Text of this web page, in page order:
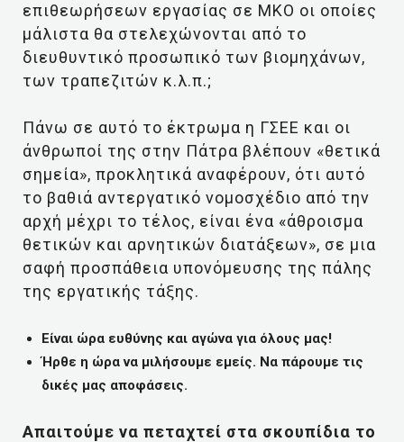
επιθεωρήσεων εργασίας σε ΜΚΟ οι οποίες
μάλιστα θα στελεχώνονται από το
διευθυντικό προσωπικό των βιομηχάνων,
των τραπεζιτών κ.λ.π.;
Πάνω σε αυτό το έκτρωμα η ΓΣΕΕ και οι
άνθρωποί της στην Πάτρα βλέπουν «θετικά
σημεία», προκλητικά αναφέρουν, ότι αυτό
το βαθιά αντεργατικό νομοσχέδιο από την
αρχή μέχρι το τέλος, είναι ένα «άθροισμα
θετικών και αρνητικών διατάξεων», σε μια
σαφή προσπάθεια υπονόμευσης της πάλης
της εργατικής τάξης.
Είναι ώρα ευθύνης και αγώνα για όλους μας!
Ήρθε η ώρα να μιλήσουμε εμείς. Να πάρουμε τις
δικές μας αποφάσεις.
Απαιτούμε να πεταχτεί στα σκουπίδια το